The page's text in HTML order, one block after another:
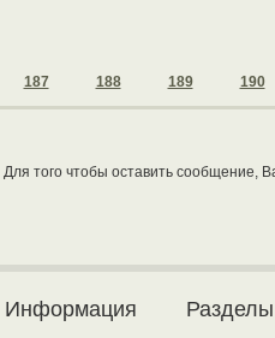
187 188 189 190
Для того чтобы оставить сообщение,
Информация Разделы